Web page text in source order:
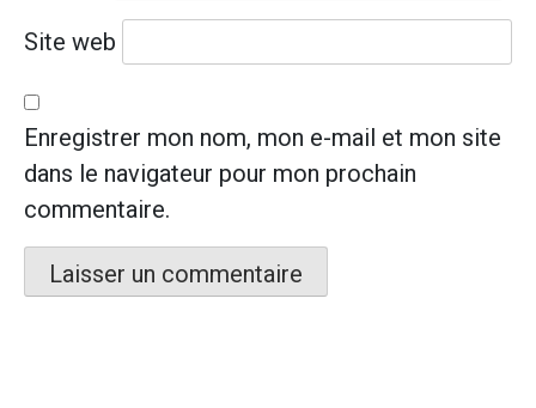
Site web
Enregistrer mon nom, mon e-mail et mon site
dans le navigateur pour mon prochain
commentaire.